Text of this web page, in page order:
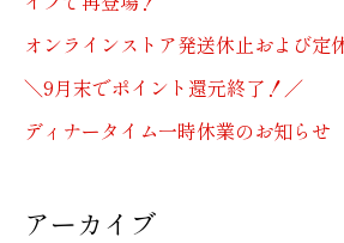
オンラインストア発送休止および定
＼9月末でポイント還元終了！／
ディナータイム一時休業のお知らせ
アーカイブ